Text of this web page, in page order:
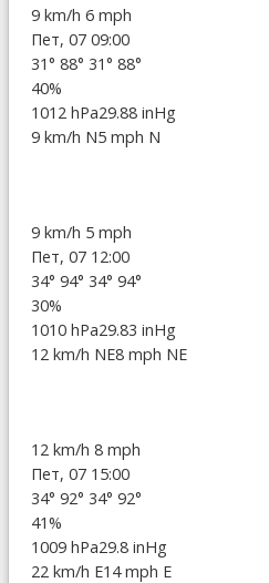
9 km/h 6 mph
Пет, 07 09:00
31° 88° 31° 88°
40%
1012 hPa29.88 inHg
9 km/h N5 mph N
9 km/h 5 mph
Пет, 07 12:00
34° 94° 34° 94°
30%
1010 hPa29.83 inHg
12 km/h NE8 mph NE
12 km/h 8 mph
Пет, 07 15:00
34° 92° 34° 92°
41%
1009 hPa29.8 inHg
22 km/h E14 mph E